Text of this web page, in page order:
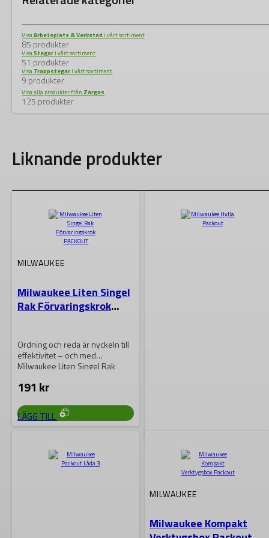
VisaArbetsplats & Verkstad i vårt sortiment
85 produkter
VisaStegar i vårt sortiment
51 produkter
Visa Trappstegar i vårt sortiment
9 produkter
Visa alla produkter från Zarges
125 produkter
Liknande produkter
MILWAUKEE
Milwaukee Liten Singel
Rak Förvaringskrok
Ordning och reda är nyckeln till
effektivitet – och med
Milwaukee Liten Singel Rak
191 kr
LÄGG TILL
MILWAUKEE
Milwaukee Hylla
Packout
Förbättra din
MILWAUKEE
Milwaukee Kompakt